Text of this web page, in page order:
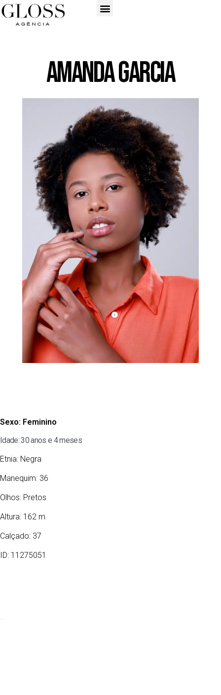
Amanda Garcia
Sexo: Feminino
Idade: 30 anos e 4 meses
Etnia: Negra
Manequim: 36
Olhos: Pretos
Altura: 162 m
Calçado: 37
ID: 11275051